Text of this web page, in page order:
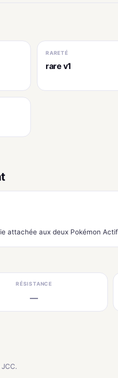
RARETÉ
rare v1
attachée aux deux Pokémon
RÉSISTANCE
—